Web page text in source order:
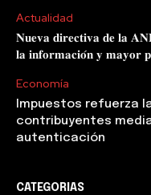
Actualidad
𝐍𝐮𝐞𝐯𝐚 𝐝𝐢𝐫𝐞𝐜𝐭𝐢𝐯𝐚 𝐝𝐞 𝐥𝐚
𝐥𝐚 𝐢𝐧𝐟𝐨𝐫𝐦𝐚𝐜𝐢𝐨́𝐧 𝐲 𝐦𝐚𝐲𝐨𝐫
Economía
Impuestos refuerza
contribuyentes
autenticación
CATEGORIAS